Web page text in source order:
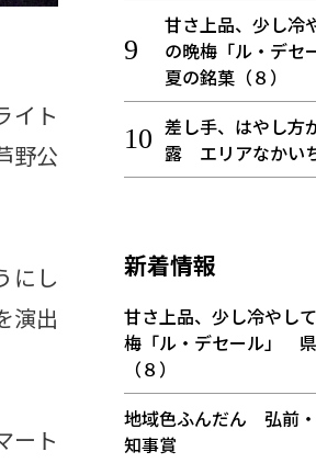
イト
野公
にし
演出
ート
甘さ上品、少し
の晩梅「ル・デ
夏の銘菓（８）
差し手、はやし方
露 エリアなかい
新着情報
甘さ上品、少し冷やし
梅「ル・デセール」
（８）
地域色ふんだん 弘前
知事賞